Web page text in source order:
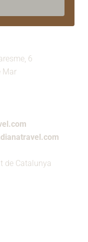
6
Mar
de Catalunya